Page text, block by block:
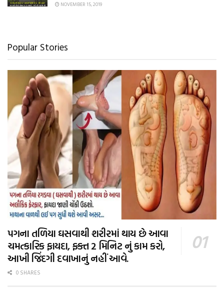
NOVEMBER 15, 2019
Popular Stories
પગના તળિયા ઘસવાથી શરીરમાં થાય છે આવા
ચમત્કારિક ફાયદા, ફક્ત 2 મિનિટ નું કામ કરો,
આખી જિંદગી દવાખાનું નહીં આવે.
0 SHARES